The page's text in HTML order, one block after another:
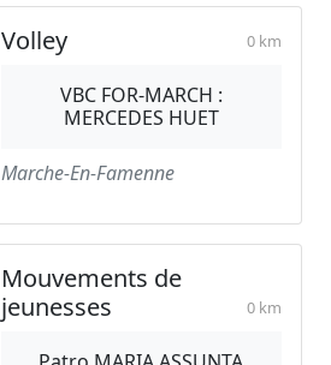
Volley 0 km
VBC FOR-MARCH :
MERCEDES HUET
Marche-En-Famenne
Mouvements de
jeunesses
0 km